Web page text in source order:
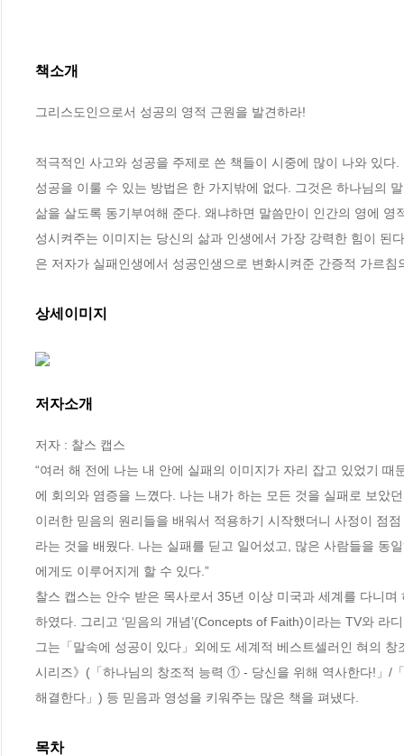
책소개
그리스도인으로서 성공의 영적 근원을 발견하라!
적극적인 사고와 성공을 주제로 쓴 책들이 시중에 많이 나와 있
성공을 이룰 수 있는 방법은 한 가지밖에 없다. 그것은 하나님의
삶을 살도록 동기부여해 준다. 왜냐하면 말씀만이 인간의 영에
성시켜주는 이미지는 당신의 삶과 인생에서 가장 강력한 힘이 된
은 저자가 실패인생에서 성공인생으로 변화시켜준 간증적 가르침
상세이미지
저자소개
저자 : 찰스 캡스
“여러 해 전에 나는 내 안에 실패의 이미지가 자리 잡고 있었기
에 회의와 염증을 느꼈다. 나는 내가 하는 모든 것을 실패로 보았
이러한 믿음의 원리들을 배워서 적용하기 시작했더니 사정이 점
라는 것을 배웠다. 나는 실패를 딛고 일어섰고, 많은 사람들을 동
에게도 이루어지게 할 수 있다.”
찰스 캡스는 안수 받은 목사로서 35년 이상 미국과 세계를 다니
하였다. 그리고 ‘믿음의 개념’(Concepts of Faith)이라는 TV와 라
그는「말속에 성공이 있다」외에도 세계적 베스트셀러인 혀의
시리즈》(「하나님의 창조적 능력 ① - 당신을 위해 역사한다!」
해결한다」) 등 믿음과 영성을 키워주는 많은 책을 펴냈다.
목차